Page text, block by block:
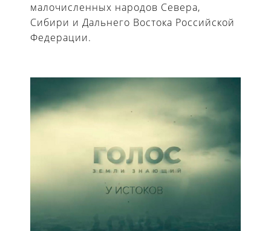
малочисленных народов Севера,
Сибири и Дальнего Востока Российской
Федерации.